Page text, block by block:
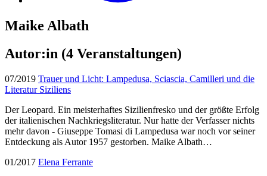
Maike Albath
Autor:in (4 Veranstaltungen)
07/2019 Trauer und Licht: Lampedusa, Sciascia, Camilleri und die
Literatur Siziliens
Der Leopard. Ein meisterhaftes Sizilienfresko und der größte Erfolg
der italienischen Nachkriegsliteratur. Nur hatte der Verfasser nichts
mehr davon - Giuseppe Tomasi di Lampedusa war noch vor seiner
Entdeckung als Autor 1957 gestorben. Maike Albath…
01/2017 Elena Ferrante